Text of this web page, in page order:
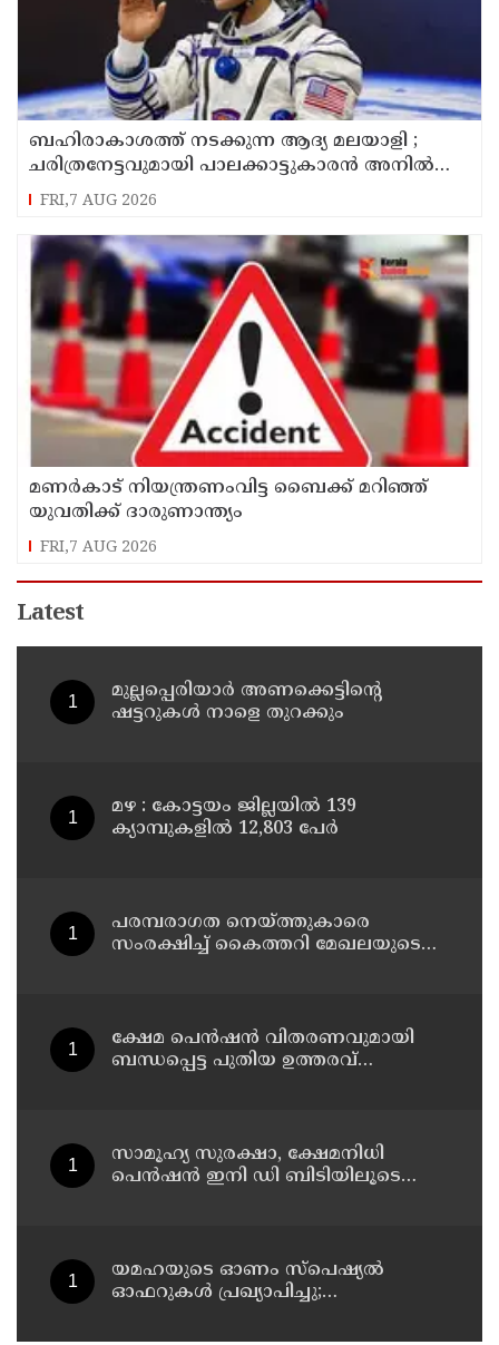
ബഹിരാകാശത്ത് നടക്കുന്ന ആദ്യ മലയാളി ;
ചരിത്രനേട്ടവുമായി പാലക്കാട്ടുകാരൻ അനിൽ
മേനോൻ
FRI,7 AUG 2026
മണർകാട് നിയന്ത്രണംവിട്ട ബൈക്ക് മറിഞ്ഞ്
യുവതിക്ക് ദാരുണാന്ത്യം
FRI,7 AUG 2026
Latest
മുല്ലപ്പെരിയാർ അണക്കെട്ടിന്റെ
ഷട്ടറുകൾ നാളെ തുറക്കും
മഴ : കോട്ടയം ജില്ലയിൽ 139
ക്യാമ്പുകളിൽ 12,803 പേര്‍
പരമ്പരാഗത നെയ്ത്തുകാരെ
സംരക്ഷിച്ച് കൈത്തറി മേഖലയുടെ
ക്ഷേമ പെൻഷൻ വിതരണവുമായി
ബന്ധപ്പെട്ട പുതിയ ഉത്തരവ്
സാമൂഹ്യ സുരക്ഷാ, ക്ഷേമനിധി
പെൻഷൻ ഇനി ഡി ബിടിയിലൂടെ
യമഹയുടെ ഓണം സ്പെഷ്യൽ
ഓഫറുകൾ പ്രഖ്യാപിച്ചു;
സ്കൂട്ടറുകൾ എന്നിവയ്ക്ക്